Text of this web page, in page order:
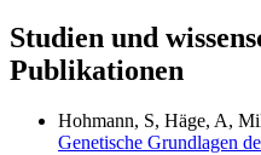
Studien und
Publikationen
Hohmann, S, Häge, A,
Genetische Grundlagen